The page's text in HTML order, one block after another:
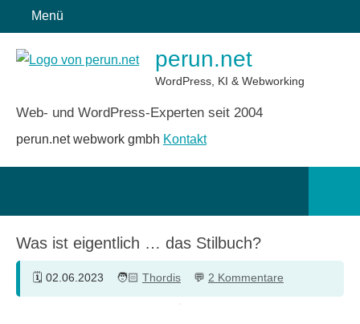
Inhalt
springen
Menü
perun.net
WordPress, KI & Webworking
Web- und WordPress-Experten seit 2004
perun.net webwork gmbh Kontakt
Was ist eigentlich … das Stilbuch?
02.06.2023 Thordis 2 Kommentare